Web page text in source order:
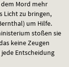
Mord mehr
Licht zu bringen,
um Hilfe.
stoßen sie
keine Zeugen
Entscheidung